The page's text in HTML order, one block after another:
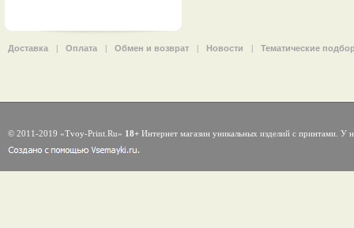
Доставка | Оплата | Обмен и возврат | Новости | Тематические
© 2011-2019 «Tvoy-Print.Ru» 18+ Интернет магазин уникальных изделий с принтами. У
Задать вопрос